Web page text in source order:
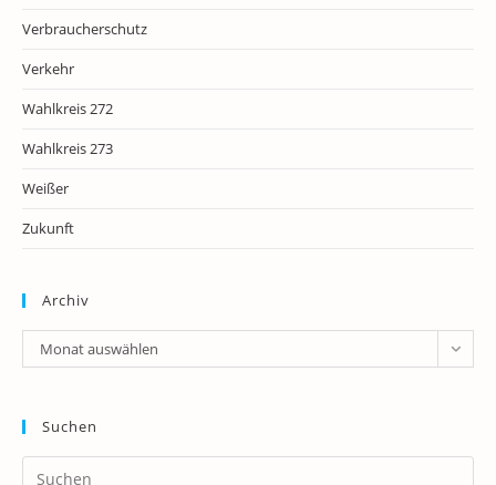
Verbraucherschutz
Verkehr
Wahlkreis 272
Wahlkreis 273
Weißer
Zukunft
Archiv
Archiv
Monat auswählen
Suchen